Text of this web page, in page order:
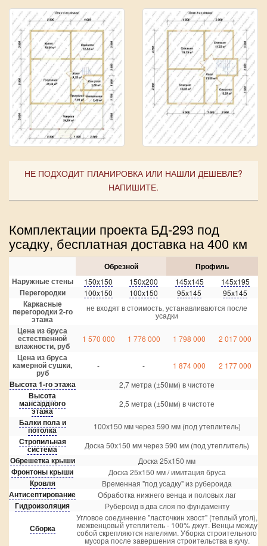
НЕ ПОДХОДИТ ПЛАНИРОВКА ИЛИ НАШЛИ ДЕШЕВЛЕ?
НАПИШИТЕ.
Комплектации проекта БД-293 под
усадку, бесплатная доставка на 400 км
Обрезной
Профиль
Наружные стены
150x150 150x200 145x145 145x195
Перегородки 100x150 100x150 95x145 95x145
Каркасные
перегородки 2-го
этажа
не входят в стоимость, устанавливаются после
усадки
Цена из бруса
естественной
влажности, руб
1 570 000 1 776 000 1 798 000 2 017 000
Цена из бруса
камерной сушки,
руб
- - 1 874 000 2 177 000
Высота 1-го этажа 2,7 метра (±50мм) в чистоте
Высота
мансардного
этажа
2,5 метра (±50мм) в чистоте
Балки пола и
потолка 100х150 мм через 590 мм (под утеплитель)
Стропильная
система Доска 50х150 мм через 590 мм (под утеплитель)
Обрешетка крыши Доска 25х150 мм
Фронтоны крыши Доска 25х150 мм / имитация бруса
Кровля Временная "под усадку" из рубероида
Антисептирование Обработка нижнего венца и половых лаг
Гидроизоляция Рубероид в два слоя по фундаменту
Сборка
Угловое соединение "ласточкин хвост" (теплый угол),
межвенцовый утеплитель - 100% джут. Венцы между
собой скрепляются нагелями. Уборка строительного
мусора после завершения строительства в кучу.